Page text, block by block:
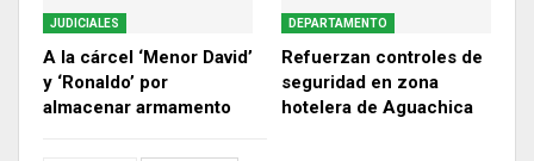
JUDICIALES
A la cárcel ‘Menor David’
y ‘Ronaldo’ por
almacenar armamento
DEPARTAMENTO
Refuerzan controles de
seguridad en zona
hotelera de Aguachica